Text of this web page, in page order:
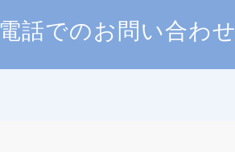
電話でのお問い合わせ